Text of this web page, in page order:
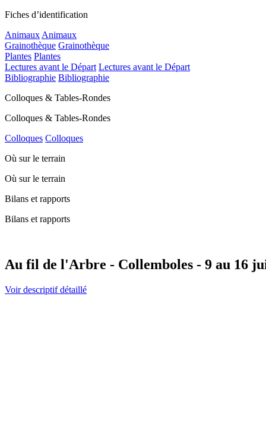
Fiches d’identification
Animaux Animaux
Grainothèque Grainothèque
Plantes Plantes
Lectures avant le Départ Lectures avant le Départ
Bibliographie Bibliographie
Colloques & Tables-Rondes
Colloques & Tables-Rondes
Colloques Colloques
Où sur le terrain
Où sur le terrain
Bilans et rapports
Bilans et rapports
Au fil de l'Arbre - Collemboles - 9 au 16
Voir descriptif détaillé